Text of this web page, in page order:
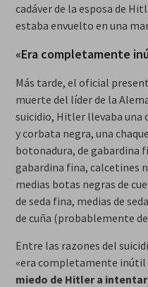
cadáver de la esposa de
estaba envuelto en una
«Era completamente
Más tarde, el oficial
muerte del líder de la
suicidio, Hitler llevaba una
y corbata negra, una
botonadura, de gabardina
gabardina fina, calcetines
medias botas negras de
de seda fina, medias de
de cuña (probablemente
Entre las razones del
«era completamente inútil
miedo de Hitler a